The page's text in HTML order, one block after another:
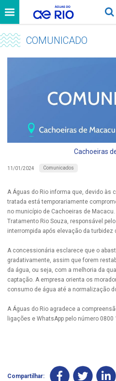
COMUNICADO
Cachoeiras
11/01/2024 Comunicados
A Águas do Rio informa que, devido às
tratada está temporariamente
no município de Cachoeiras de
Tratamento Rio Souza, responsável
interrompida após elevação da turbidez
A concessionária esclarece que o
gradativamente, assim que forem
da água, ou seja, com a melhoria da
captação. A empresa orienta os
consumo de água até a normalização
A Águas do Rio agradece a
ligações e WhatsApp pelo número 0800
Compartilhar: